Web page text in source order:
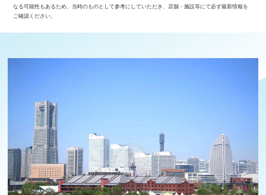
なる可能性もあるため、当時のものとして参考にしていただき、店舗・施設等にて必ず最新情報を
ご確認ください。